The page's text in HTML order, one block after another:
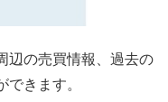
辺の売買情報、過去の
きます。